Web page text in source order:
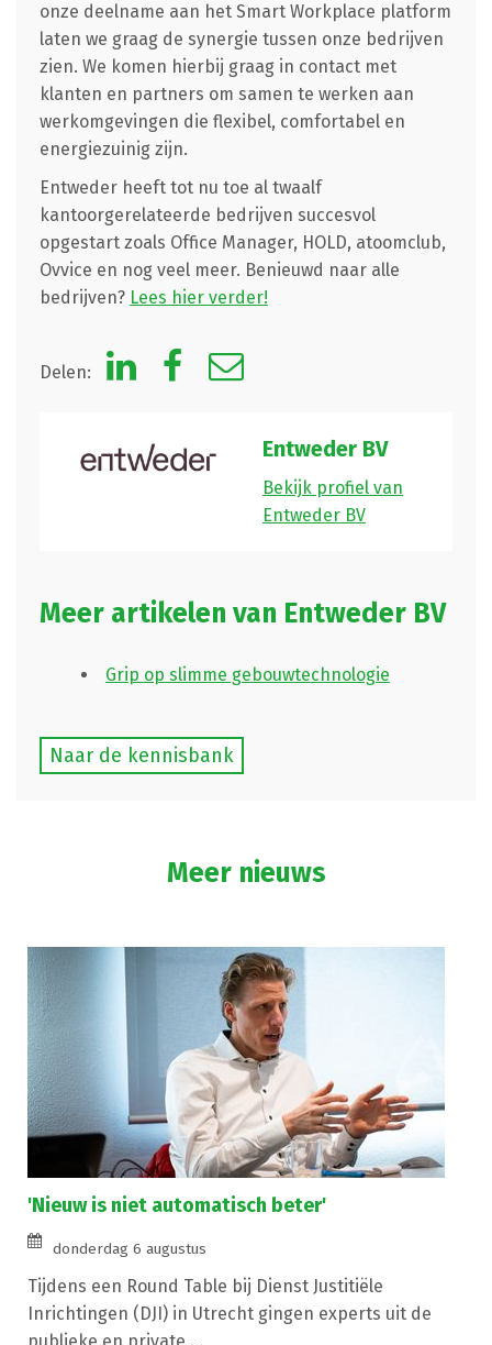
onze deelname aan het Smart Workplace platform
laten we graag de synergie tussen onze bedrijven
zien. We komen hierbij graag in contact met
klanten en partners om samen te werken aan
werkomgevingen die flexibel, comfortabel en
energiezuinig zijn.
Entweder heeft tot nu toe al twaalf
kantoorgerelateerde bedrijven succesvol
opgestart zoals Office Manager, HOLD, atoomclub,
Ovvice en nog veel meer. Benieuwd naar alle
bedrijven? Lees hier verder!
Delen:
Entweder BV
Bekijk profiel van
Entweder BV
Meer artikelen van Entweder BV
Grip op slimme gebouwtechnologie
Naar de kennisbank
Meer nieuws
'Nieuw is niet automatisch beter'
donderdag 6 augustus
Tijdens een Round Table bij Dienst Justitiële
Inrichtingen (DJI) in Utrecht gingen experts uit de